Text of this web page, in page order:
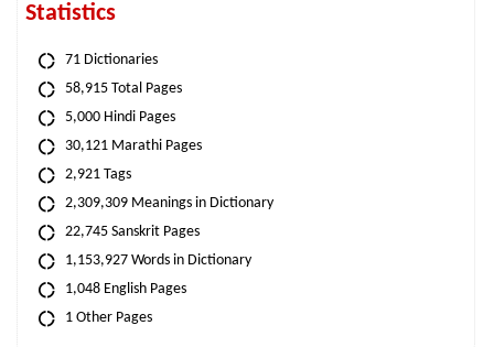
Statistics
71 Dictionaries
58,915 Total Pages
5,000 Hindi Pages
30,121 Marathi Pages
2,921 Tags
2,309,309 Meanings in Dictionary
22,745 Sanskrit Pages
1,153,927 Words in Dictionary
1,048 English Pages
1 Other Pages